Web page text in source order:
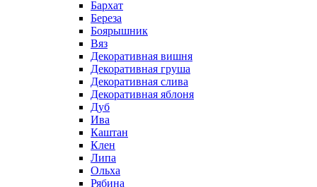
Бархат
Береза
Боярышник
Вяз
Декоративная вишня
Декоративная груша
Декоративная слива
Декоративная яблоня
Дуб
Ива
Каштан
Клен
Липа
Ольха
Рябина